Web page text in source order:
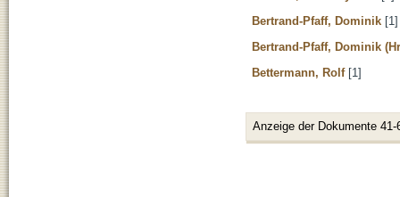
Bertrand-Pfaff, Dominik [1]
Bertrand-Pfaff, Dominik
Bettermann, Rolf[1]
Anzeige der Dokumente 41-